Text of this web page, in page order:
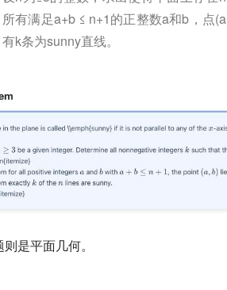
所有满足a+b ≤ n+1的正整数a和b，点
有k条为sunny直线。
则是平面几何。